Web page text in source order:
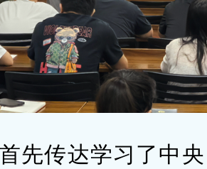
先传达学习了中